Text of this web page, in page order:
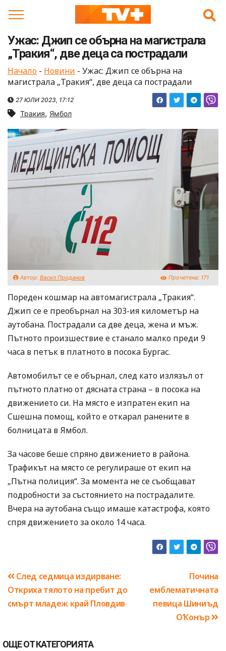
Ужас: Джип се обърна на магистрала
„Тракия“, две деца са пострадали
Начало - Новини - Ужас: Джип се обърна на
магистрала „Тракия“, две деца са пострадали
27 ЮЛИ 2023, 17:12
Тракия, Ямбол
Автор: Васил Проданов Прочетена: 171
Пореден кошмар на автомагистрала „Тракия“.
Джип се е преобърнал на 303-ия километър на
аутобана. Пострадали са две деца, жена и мъж.
Пътното произшествие е станало малко преди 9
часа в петък в платното в посока Бургас.
Автомобилът се е обърнал, след като излязъл от
пътното платно от дясната страна – в посока на
движението си. На място е изпратен екип на
Сшешна помощ, който е откарал ранените в
болницата в Ямбол.
За часове беше спряно движението в района.
Трафикът на място се регулираше от екип на
„Пътна полиция“. За момента не се съобщават
подробности за състоянието на пострадалите.
Вчера на аутобана също имаше катастрофа, която
спря движението за около 14 часа.
Навигация
Почина
емблематичната
певица Шиниъд
О’Конър
След седмица издирване:
Откриха тялото на пребит до
смърт младеж край Пловдив
ОЩЕ ОТ КАТЕГОРИЯТА